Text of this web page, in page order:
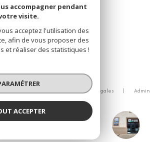
Roques immobilier Lodeve
© 2026 | Tous droits réservés
Mentions légales
Admin
accompagner pendant
visite.
acceptez l'utilisation des
afin de vous proposer des
et réaliser des statistiques !
ACCEPTER